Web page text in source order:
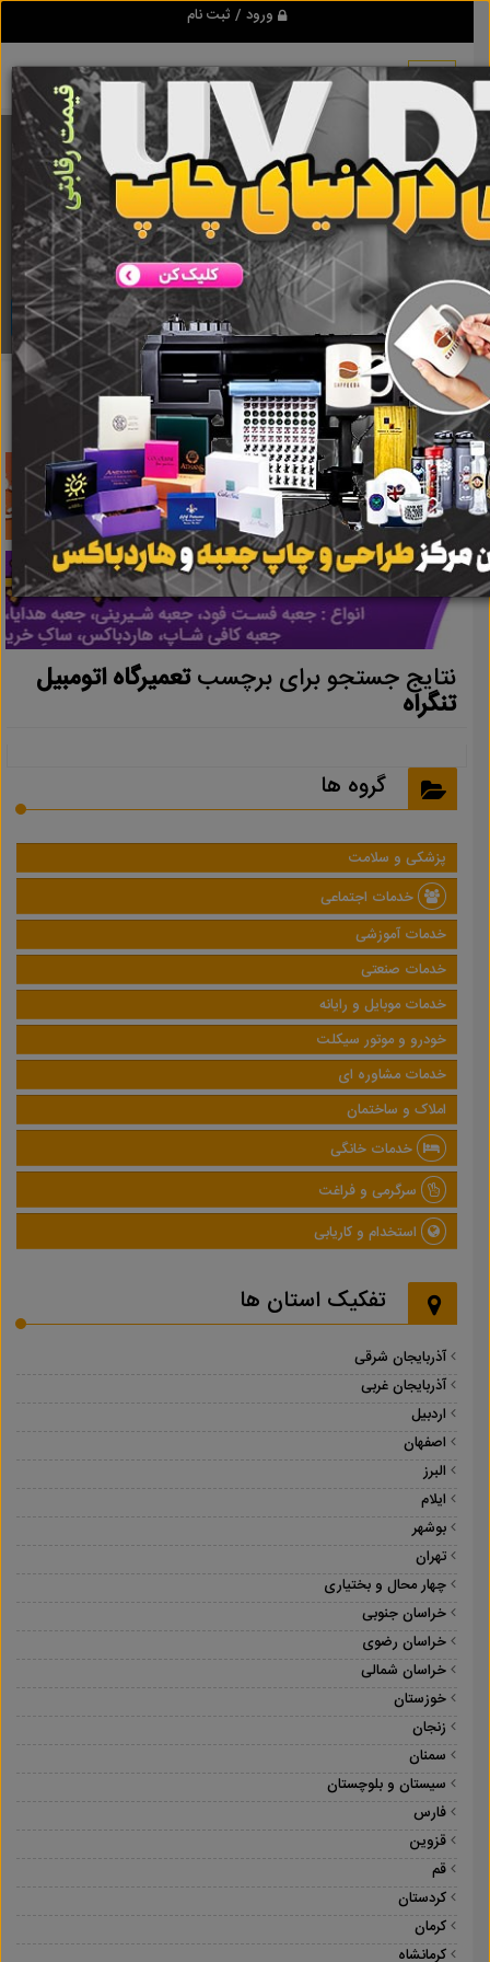
ورود / ثبت نام
برنامه اندروید تبلیغ شو
مرجع نیازمندیها و تبلیغات اینترنتی
دانلود
تبلیغ شو تعمیرگاه اتومبیل تنگراه نتایج جستجو برای برچسب
تعمیرگاه
اتومبیل تنگراه
نتایج جستجو برای برچسبتعمیرگاه اتومبیل
تنگراه
گروه ها
پزشکی و سلامت
خدمات اجتماعی
خدمات آموزشی
خدمات صنعتی
خدمات موبایل و رایانه
خودرو و موتور سیکلت
خدمات مشاوره ای
املاک و ساختمان
خدمات خانگی
سرگرمی و فراغت
استخدام و کاریابی
تفکیک استان ها
آذربایجان شرقی
آذربایجان غربی
اردبیل
اصفهان
البرز
ایلام
بوشهر
تهران
چهار محال و بختیاری
خراسان جنوبی
خراسان رضوی
خراسان شمالی
خوزستان
زنجان
سمنان
سیستان و بلوچستان
فارس
قزوین
قم
کردستان
کرمان
کرمانشاه